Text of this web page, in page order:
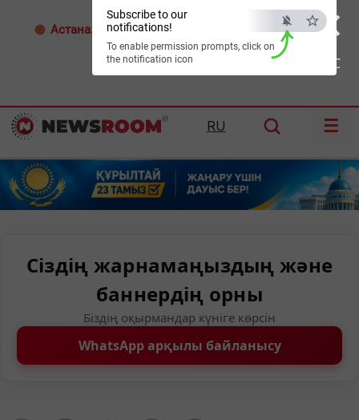
×
ESC
Subscribe to our
notifications!
To enable permission prompts, click on
the notification icon
Астана: 33°C Алматы: Шымкент:36°C
RU ☰
Сіздің жарнамаңыздың және
баннердің орны
Біздің оқырмандар күніге көрсін
WhatsApp арқылы байланысу